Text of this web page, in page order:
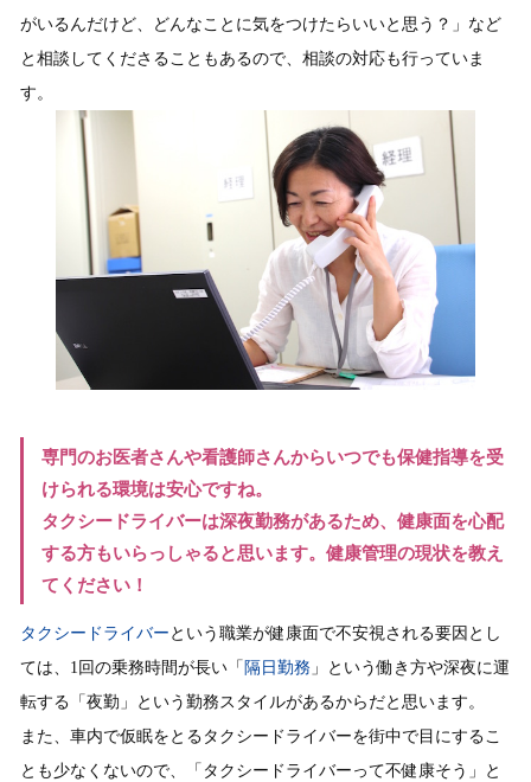
がいるんだけど、どんなことに気をつけたらいいと思う？」など
と相談してくださることもあるので、相談の対応も行っていま
す。
専門のお医者さんや看護師さんからいつでも保健指導を受
けられる環境は安心ですね。
タクシードライバーは深夜勤務があるため、健康面を心配
する方もいらっしゃると思います。健康管理の現状を教え
てください！
タクシードライバー という職業が健康面で不安視される要因とし
ては、1回の乗務時間が長い「 隔日勤務 」という働き方や深夜に運
転する「夜勤」という勤務スタイルがあるからだと思います。
また、車内で仮眠をとるタクシードライバーを街中で目にするこ
とも少なくないので、「タクシードライバーって不健康そう」と